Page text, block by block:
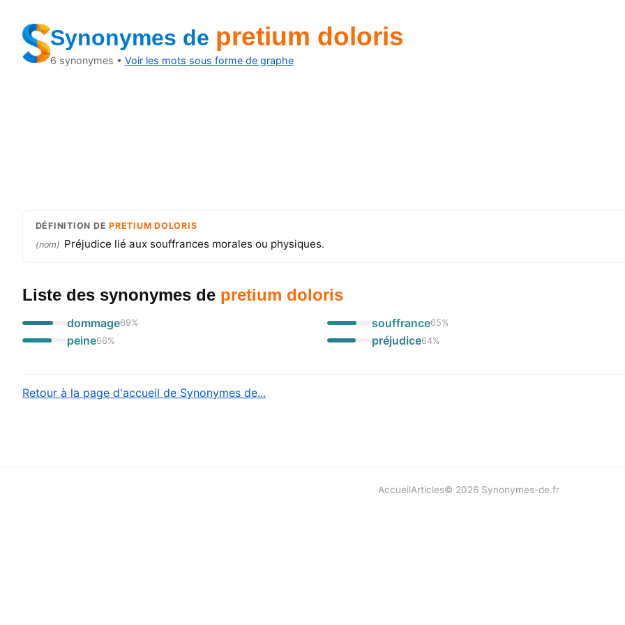
Synonymes de pretium doloris
6 synonymes • Voir les mots sous forme de graphe
DÉFINITION DEPRETIUM DOLORIS
(nom) Préjudice lié aux souffrances morales ou physiques.
Liste des synonymes de pretium doloris
dommage69%
peine66%
souffrance65%
préjudice64%
Retour à la page d'accueil de Synonymes de...
AccueilArticles© 2026 Synonymes-de.fr